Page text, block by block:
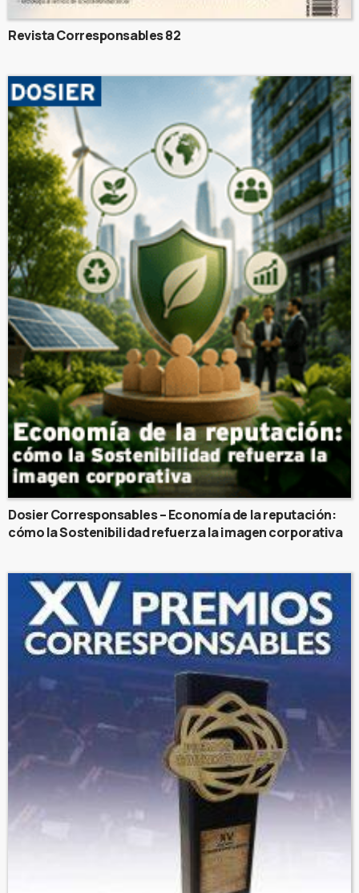
Revista Corresponsables 82
Dosier Corresponsables – Economía de la reputación:
cómo la Sostenibilidad refuerza la imagen corporativa